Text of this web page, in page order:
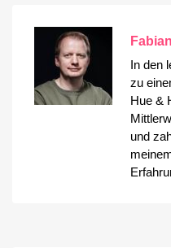
Fabian
In den
zu
Hue &
und